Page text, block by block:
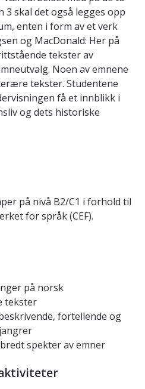
3 skal det også legges opp
enten i form av et verk
og MacDonald: Her på
tekster av
Noen av emnene
tekster. Studentene
få et innblikk i
og dets historiske
på nivå B2/C1 i forhold til
for språk (CEF).
på norsk
tekster
fortellende og
spekter av emner